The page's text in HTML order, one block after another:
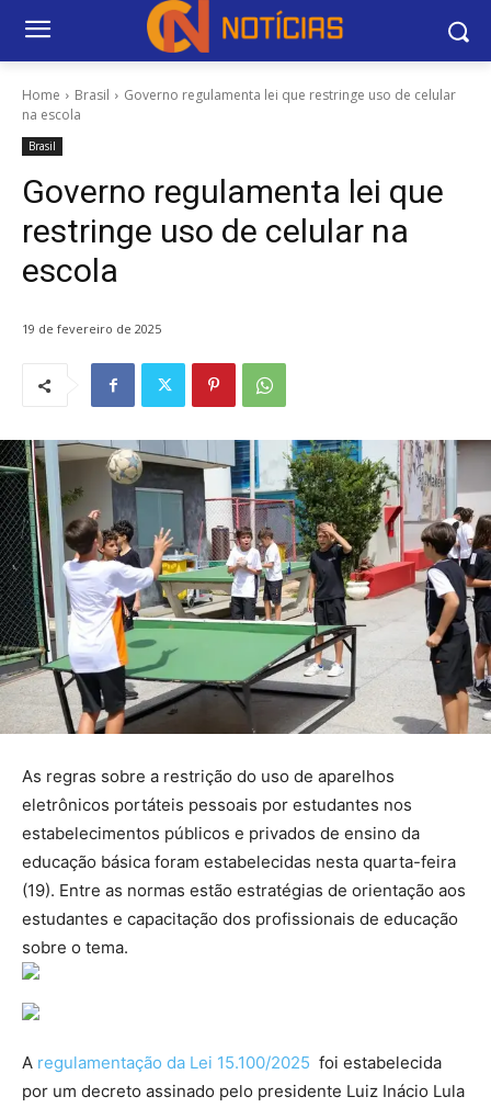
Home Brasil
Governo regulamenta lei que restringe uso de celular
na escola
Brasil
Governo regulamenta lei que
restringe uso de celular na
escola
19 de fevereiro de 2025
As regras sobre a restrição do uso de aparelhos
eletrônicos portáteis pessoais por estudantes nos
estabelecimentos públicos e privados de ensino da
educação básica foram estabelecidas nesta quarta-feira
(19). Entre as normas estão estratégias de orientação aos
estudantes e capacitação dos profissionais de educação
sobre o tema.
A regulamentação da Lei 15.100/2025 foi estabelecida
por um decreto assinado pelo presidente Luiz Inácio Lula